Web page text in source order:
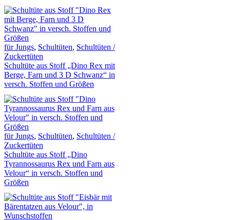
für Jungs, Schultüten, Schultüten /
Zuckertüten
Schultüte aus Stoff „Dino Rex mit
Berge, Farn und 3 D Schwanz“ in
versch. Stoffen und Größen
für Jungs, Schultüten, Schultüten /
Zuckertüten
Schultüte aus Stoff „Dino
Tyrannossaurus Rex und Farn aus
Velour“ in versch. Stoffen und
Größen